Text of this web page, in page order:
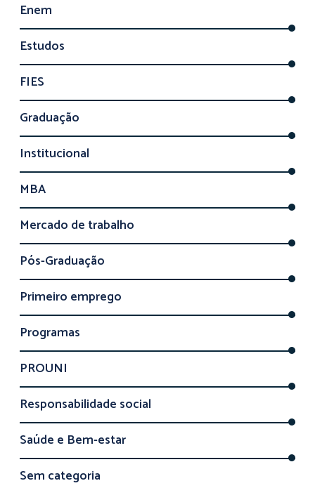
Enem
Estudos
FIES
Graduação
Institucional
MBA
Mercado de trabalho
Pós-Graduação
Primeiro emprego
Programas
PROUNI
Responsabilidade social
Saúde e Bem-estar
Sem categoria